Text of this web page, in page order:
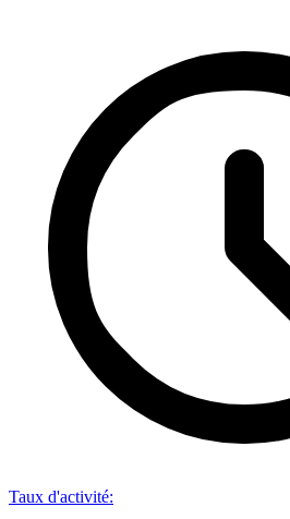
Taux d'activité: